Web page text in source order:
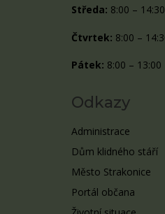
Středa: 8:00 – 14:30
Čtvrtek: 8:00 –
Pátek: 8:00 – 13:00
Odkazy
Administrace
Dům klidného stáří
Město Strakonice
Portál občana